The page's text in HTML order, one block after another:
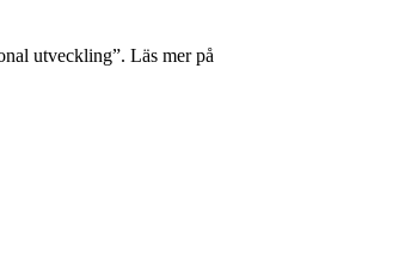
utveckling”. Läs mer på